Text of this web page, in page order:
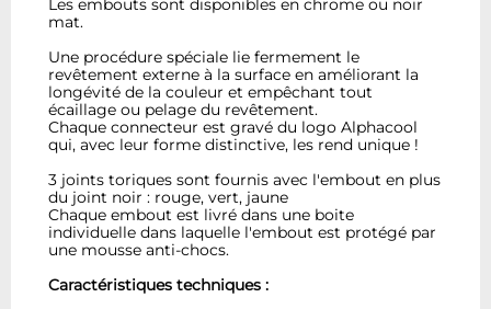
Les embouts sont disponibles en chrome ou noir
mat.
Une procédure spéciale lie fermement le
revêtement externe à la surface en améliorant la
longévité de la couleur et empêchant tout
écaillage ou pelage du revêtement.
Chaque connecteur est gravé du logo Alphacool
qui, avec leur forme distinctive, les rend unique !
3 joints toriques sont fournis avec l'embout en plus
du joint noir : rouge, vert, jaune
Chaque embout est livré dans une boite
individuelle dans laquelle l'embout est protégé par
une mousse anti-chocs.
Caractéristiques techniques :